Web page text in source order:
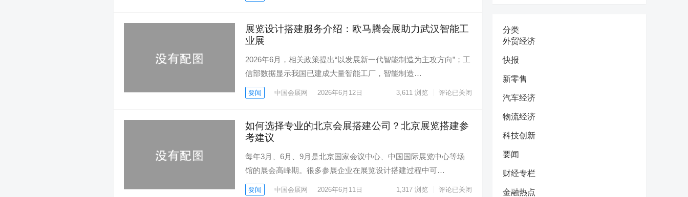
展览设计搭建服务介绍：欧马腾会展助力武汉智能工
业展
2026年6月，相关政策提出“以发展新一代智能制造为主攻方向”；工
信部数据显示我国已建成大量智能工厂，智能制造…
要闻 中国会展网 2026年6月12日 3,611 浏览 评论已关闭
如何选择专业的北京会展搭建公司？北京展览搭建参
考建议
每年3月、6月、9月是北京国家会议中心、中国国际展览中心等场
馆的展会高峰期。很多参展企业在展览设计搭建过程中可…
要闻 中国会展网 2026年6月11日 1,317 浏览 评论已关闭
分类
外贸经济
快报
新零售
汽车经济
物流经济
科技创新
要闻
财经专栏
金融热点